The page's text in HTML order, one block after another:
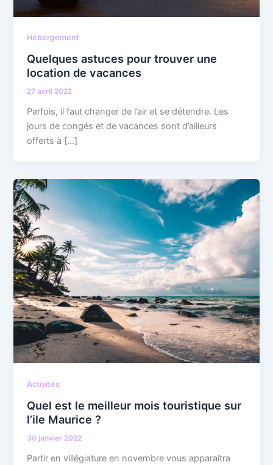
Hébergement
Quelques astuces pour trouver une
location de vacances
27 avril 2022
Parfois, il faut changer de l’air et se détendre. Les
jours de congés et de vacances sont d’ailleurs
offerts à […]
Activités
Quel est le meilleur mois touristique sur
l’ile Maurice ?
30 janvier 2022
Partir en villégiature en novembre vous apparaitra